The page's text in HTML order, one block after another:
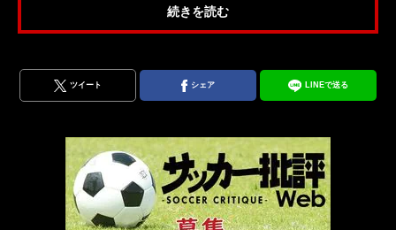
続きを読む
ツイート シェア LINEで送る